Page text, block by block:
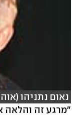
נאום נתניהו
"מרגע זה והלאה